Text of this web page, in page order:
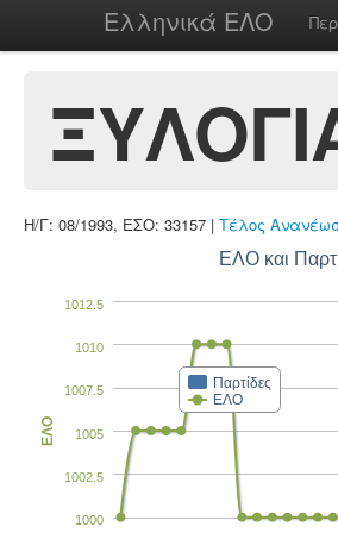
Ελληνικά ΕΛΟ
Η/Γ: 08/1993, ΕΣΟ: 33157 | Τέλος
ΕΛΟ και
Παρτίδες
ΕΛΟ
1000
1002.5
1005
1007.5
1010
1012.5
ΕΛΟ